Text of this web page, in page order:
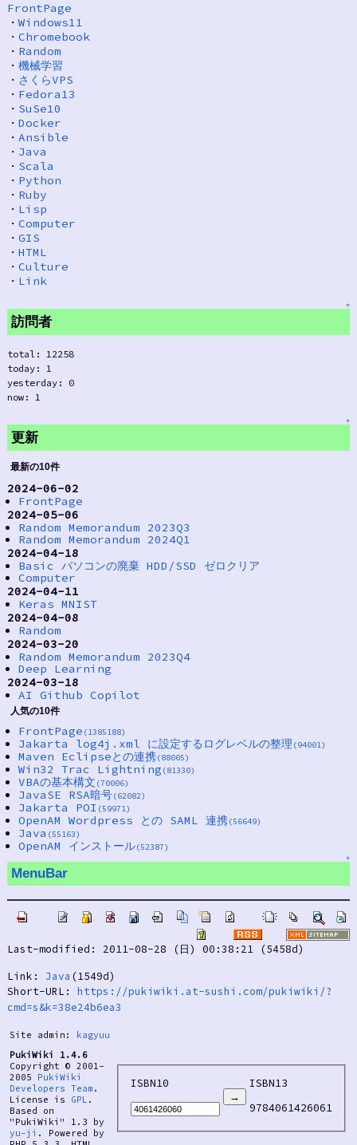
FrontPage
・Windows11
・ Chromebook
・ Random
・ 機械学習
・ さくらVPS
・ Fedora13
・ SuSe10
・ Docker
・ Ansible
・ Java
・ Scala
・ Python
・ Ruby
・ Lisp
・ Computer
・ GIS
・ HTML
・ Culture
・ Link
↑
訪問者
total: 12258
today: 1
yesterday: 0
now: 1
↑
更新
最新の10件
2024-06-02
FrontPage
2024-05-06
Random Memorandum 2023Q3
Random Memorandum 2024Q1
2024-04-18
Basic パソコンの廃棄 HDD/SSD ゼロクリア
Computer
2024-04-11
Keras MNIST
2024-04-08
Random
2024-03-20
Random Memorandum 2023Q4
Deep Learning
2024-03-18
AI Github Copilot
人気の10件
FrontPage (1385188)
Jakarta log4j.xml に設定するログレベルの整理 (94001)
Maven Eclipseとの連携(88005)
Win32 Trac Lightning (81330)
VBAの基本構文 (70006)
JavaSE RSA暗号(62082)
Jakarta POI (59971)
OpenAM Wordpress との SAML 連携(56649)
Java (55163)
OpenAM インストール(52387)
↑
MenuBar
Last-modified: 2011-08-28 (日) 00:38:21 (5458d)
Link: Java (1549d)
Short-URL: https://pukiwiki.at-sushi.com/pukiwiki/?
cmd=s&k=38e24b6ea3
Site admin:
kagyuu
PukiWiki 1.4.6
Copyright © 2001-
2005 PukiWiki
Developers Team .
License is GPL .
Based on
"PukiWiki" 1.3 by
yu-ji . Powered by
ISBN10
ISBN13
9784061426061